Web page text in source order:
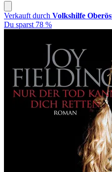
Verkauft durch Volkshilfe
Du sparst 78 %